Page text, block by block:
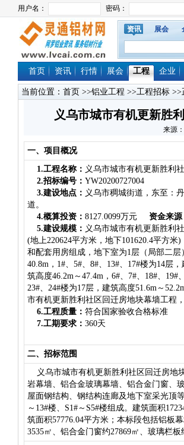
资讯 展会
首页 资讯 行情 展会 工程 企业
当前位置： 首页 >>铝业工程 >>工程招标 >>
义乌市城市有机更新胜
来源
一、项目概况
1.工程名称： 义乌市城市有机更新胜利
2.招标编号： YW20200727004
3.建设地点： 义乌市稠城街道，东至：
道。
4.概算投资： 8127.0099万元 资金来源
5.建设规模： 义乌市城市有机更新胜利
(地上220624平方米，地下101620.4平方米
和配套用房组成，地下室为1层（局部二层
40.8m，1#、5#、8#、13#、17#楼为14层
筑高度46.2m～47.4m，6#、7#、18#、19#
23#、24#楼为17层，建筑高度51.6m～
市有机更新胜利社区回迁房地块幕墙工程
6.工程质量： 符合国家验收合格标准
7.工期要求： 360天
二、招标范围
义乌市城市有机更新胜利社区回迁房地
岩幕墙、铝合金玻璃幕墙、铝合金门窗、
屋面钢结构、钢结构连廊及地下室采光顶
～13#楼、S1#～S5#楼组成。建筑面积
筑面积57776.04平方米；本标段包括铝板
3535㎡、铝合金门窗约27869㎡、玻璃栏